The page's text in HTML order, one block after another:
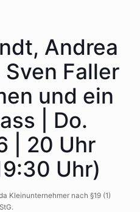
Andrea
Faller
und ein
| Do.
| 20 Uhr
Uhr)
Kleinunternehmer nach §19 (1)